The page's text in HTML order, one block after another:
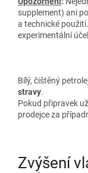
supplement) ani
a technické
experimentální
Bílý, čištěný
stravy.
Pokud připravek
prodejce za
Zvýšení